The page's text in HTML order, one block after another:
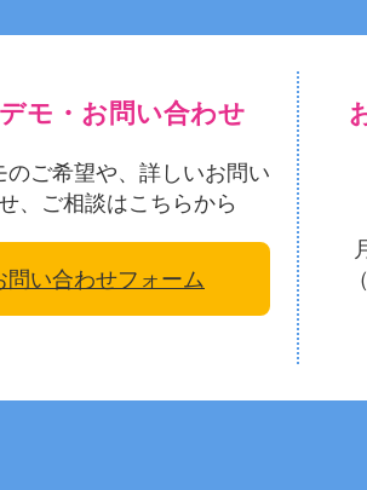
モ・お問い合わせ
のご希望や、詳しいお問い
、ご相談はこちらから
問い合わせフォーム